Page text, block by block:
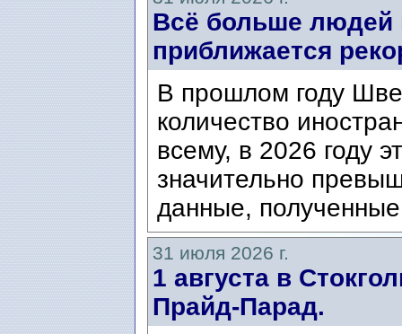
Всё больше
приближается
В прошлом году
количество
всему, в 2026 году
значительно
данные,
31 июля 2026 г.
1 августа в
Прайд-Парад.